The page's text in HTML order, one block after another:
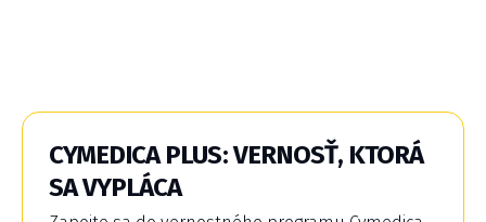
CYMEDICA PLUS: VERNOSŤ, KTORÁ
SA VYPLÁCA